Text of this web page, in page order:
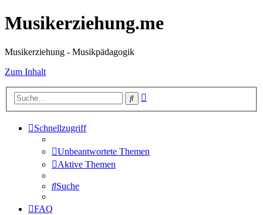
Musikerziehung.me
Musikerziehung - Musikpädagogik
Zum Inhalt
Suche
Schnellzugriff
Unbeantwortete Themen
Aktive Themen
Suche
FAQ